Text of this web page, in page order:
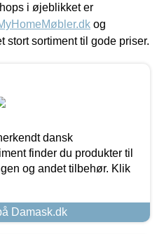
i øjeblikket er
og
stort sortiment til gode priser.
dansk
finder du produkter til
og andet tilbehør. Klik
Damask.dk